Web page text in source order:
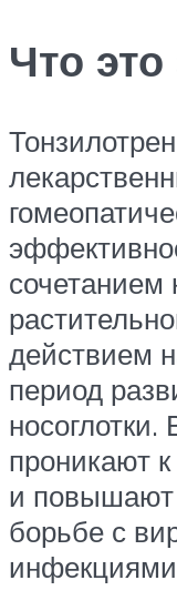
Что это
сочетанием
действием
период
проникают
и
борьбе с